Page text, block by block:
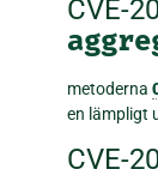
CVE-
metoderna
en lämpligt
CVE-